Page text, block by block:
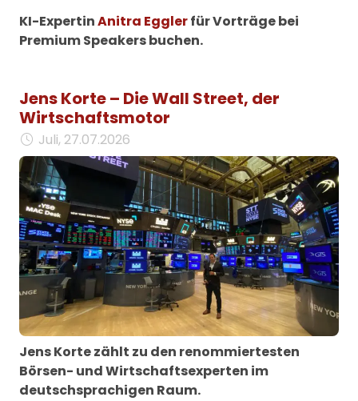
KI-ExpertinAnitra Egglerfür Vorträge bei
Premium Speakers buchen.
Jens Korte – Die Wall Street, der
Wirtschaftsmotor
Juli, 27.07.2026
Jens Korte zählt zu den renommiertesten
Börsen- und Wirtschaftsexperten im
deutschsprachigen Raum.